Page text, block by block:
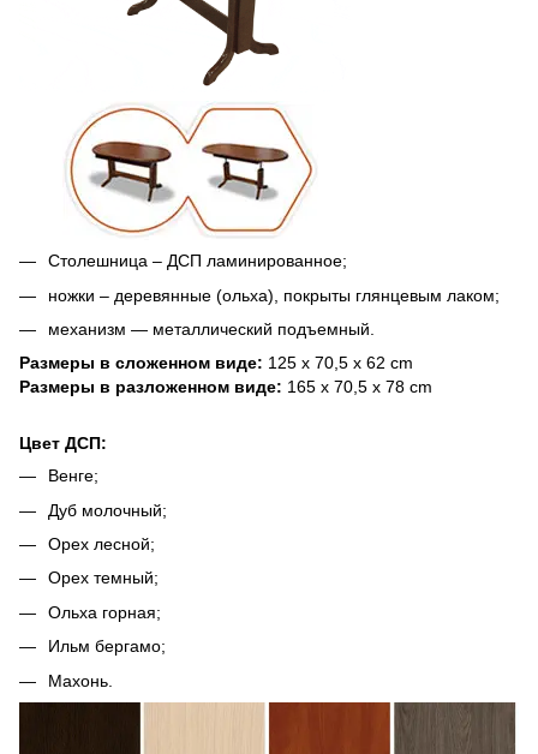
Столешница – ДСП ламинированное;
ножки – деревянные (ольха), покрыты глянцевым лаком;
механизм — металлический подъемный.
Размеры в сложенном виде: 125 x 70,5 x 62 cm
Размеры в разложенном виде: 165 x 70,5 x 78 cm
Цвет ДСП:
Венге;
Дуб молочный;
Орех лесной;
Орех темный;
Ольха горная;
Ильм бергамо;
Махонь.